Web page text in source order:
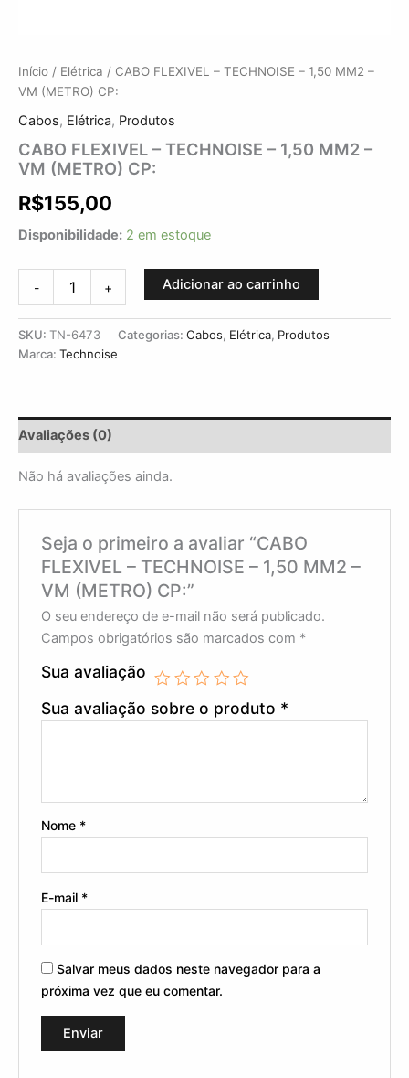
Início / Elétrica / CABO FLEXIVEL – TECHNOISE – 1,50 MM2 –
VM (METRO) CP:
Cabos, Elétrica, Produtos
CABO FLEXIVEL – TECHNOISE – 1,50 MM2 –
VM (METRO) CP:
R$155,00
Disponibilidade: 2 em estoque
- + Adicionar ao carrinho
SKU: TN-6473 Categorias: Cabos, Elétrica, Produtos
Marca: Technoise
Avaliações (0)
Não há avaliações ainda.
Seja o primeiro a avaliar “CABO
FLEXIVEL – TECHNOISE – 1,50 MM2 –
VM (METRO) CP:”
O seu endereço de e-mail não será publicado.
Campos obrigatórios são marcados com *
Sua avaliação
Sua avaliação sobre o produto *
Nome *
E-mail *
Salvar meus dados neste navegador para a
próxima vez que eu comentar.